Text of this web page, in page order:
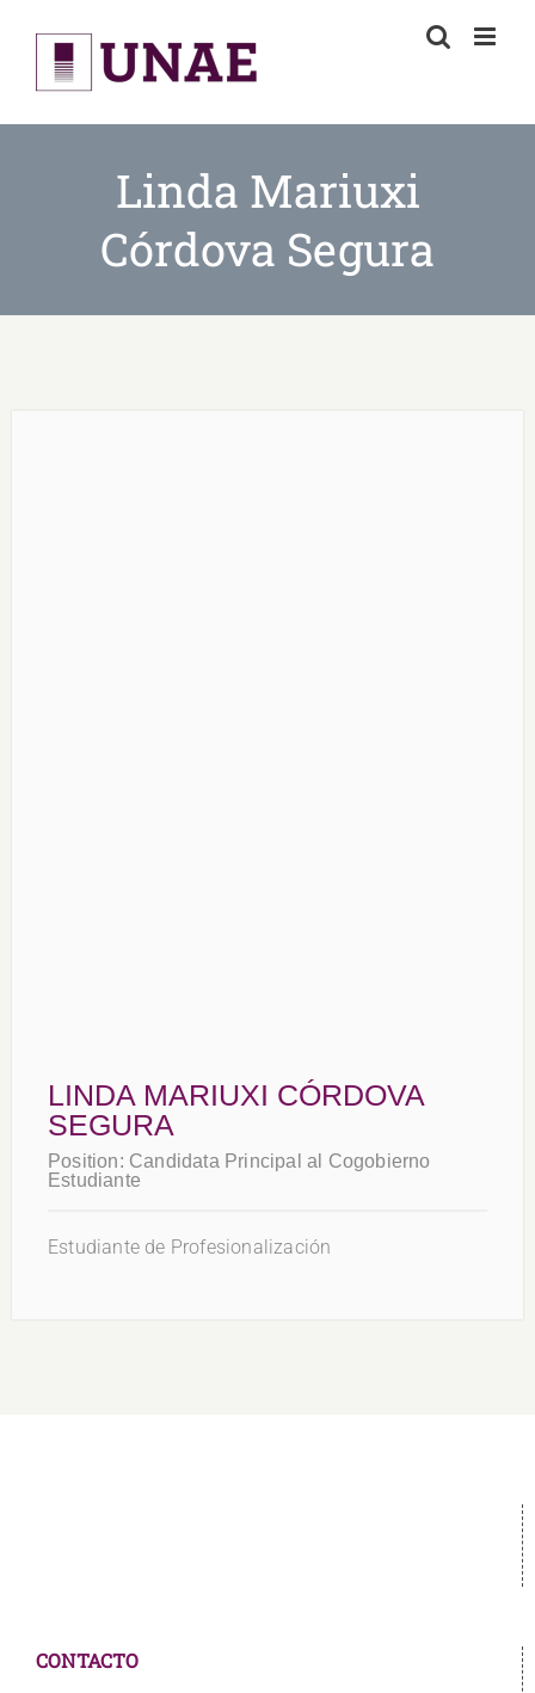
content
Linda Mariuxi
Córdova Segura
LINDA MARIUXI CÓRDOVA
SEGURA
Position: Candidata Principal al Cogobierno
Estudiante
Estudiante de Profesionalización
CONTACTO